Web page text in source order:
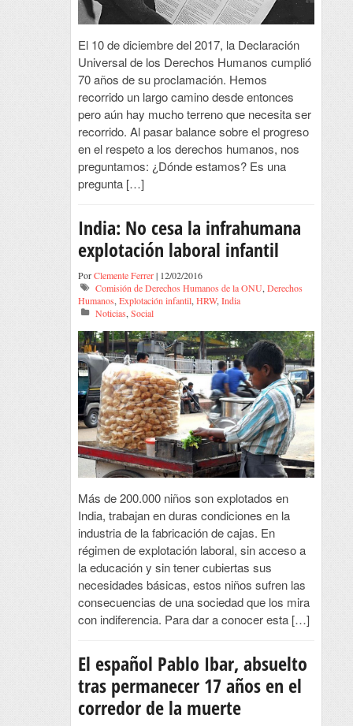
El 10 de diciembre del 2017, la Declaración
Universal de los Derechos Humanos cumplió
70 años de su proclamación. Hemos
recorrido un largo camino desde entonces
pero aún hay mucho terreno que necesita ser
recorrido. Al pasar balance sobre el progreso
en el respeto a los derechos humanos, nos
preguntamos: ¿Dónde estamos? Es una
pregunta […]
India: No cesa la infrahumana
explotación laboral infantil
PorClemente Ferrer| 12/02/2016
Comisión de Derechos Humanos de la ONU, Derechos
Humanos, Explotación infantil, HRW, India
Noticias, Social
Más de 200.000 niños son explotados en
India, trabajan en duras condiciones en la
industria de la fabricación de cajas. En
régimen de explotación laboral, sin acceso a
la educación y sin tener cubiertas sus
necesidades básicas, estos niños sufren las
consecuencias de una sociedad que los mira
con indiferencia. Para dar a conocer esta […]
El español Pablo Ibar, absuelto
tras permanecer 17 años en el
corredor de la muerte